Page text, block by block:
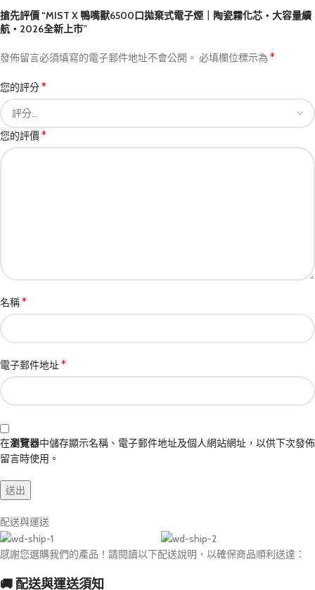
搶先評價 “MIST X 鴨嘴獸6500口拋棄式電子煙｜陶瓷霧化芯・大容量續
航・2026全新上市”
發佈留言必須填寫的電子郵件地址不會公開。 必填欄位標示為 *
您的評分*
您的評價 *
名稱*
電子郵件地址*
在瀏覽器中儲存顯示名稱、電子郵件地址及個人網站網址，以供下次發佈
留言時使用。
配送與運送
感謝您選購我們的產品！請閱讀以下配送說明，以確保商品順利送達：
🚚 配送與運送須知